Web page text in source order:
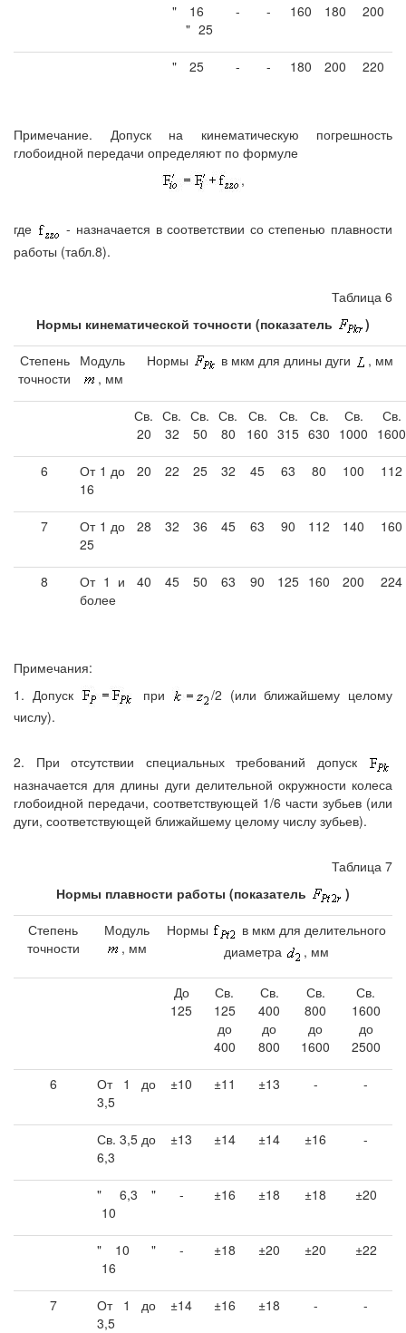
"
16
" 25
- - 160 180 200
" 25 - - 180 200 220
Примечание. Допуск на кинематическую погрешность
глобоидной передачи определяют по формуле
,
где
- назначается в соответствии со степенью плавности
работы (табл.8).
Таблица 6
Нормы кинематической точности (показатель
)
Степень
точности
Модуль
, мм
Нормы в мкм для длины дуги , мм
Св.
20
Св.
32
Св.
50
Св.
80
Св.
160
Св.
315
Св.
630
Св.
1000
Св.
1600
6
От 1 до
16
20 22 25 32 45 63 80 100 112
7
От 1 до
25
28 32 36 45 63 90 112 140 160
8
От 1 и
более
40 45 50 63 90 125 160 200 224
Примечания:
1. Допуск
при
/2 (или ближайшему целому
числу).
2. При отсутствии специальных требований допуск
назначается для длины дуги делительной окружности колеса
глобоидной передачи, соответствующей 1/6 части зубьев (или
дуги, соответствующей ближайшему целому числу зубьев).
Таблица 7
Нормы плавности работы (показатель
)
Степень
точности
Модуль
, мм
Нормы
в мкм для делительного
диаметра
, мм
До
125
Св.
125
до
400
Св.
400
до
800
Св.
800
до
1600
Св.
1600
до
2500
6
От 1 до
3,5
±10 ±11 ±13 - -
Св. 3,5 до
6,3
±13 ±14 ±14 ±16 -
" 6,3
"
10
- ±16 ±18 ±18 ±20
" 10
"
16
- ±18 ±20 ±20 ±22
7
От 1 до
3,5
±14 ±16 ±18 - -